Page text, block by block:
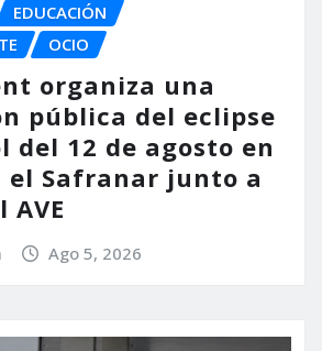
EDUCACIÓN
OCIO
organiza una
pública del eclipse
del 12 de agosto en
el Safranar junto a
AVE
Ago 5, 2026